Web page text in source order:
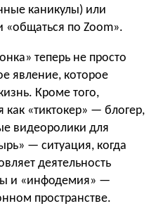
каникулы) или
«общаться по Zoom».
теперь не просто
явление, которое
Кроме того,
как «тиктокер» — блогер,
видеоролики для
— ситуация, когда
деятельность
и «инфодемия» —
пространстве.